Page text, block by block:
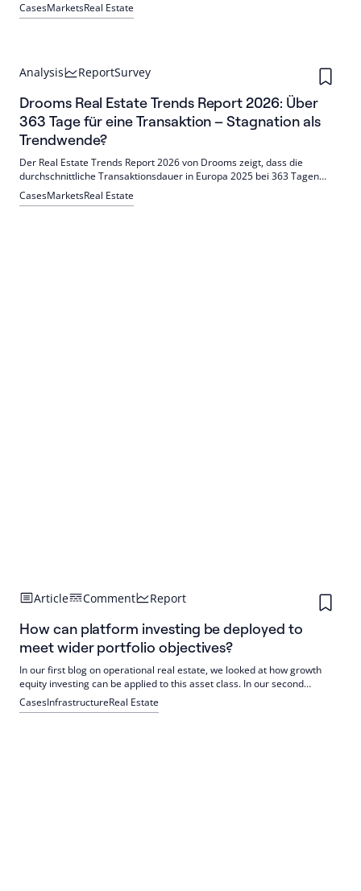
Nutzung offener Standards verbessern die Planungsqualität und
CasesMarketsReal Estate
Analysis ReportSurvey
Drooms Real Estate Trends Report 2026: Über
363 Tage für eine Transaktion – Stagnation als
Trendwende?
Der Real Estate Trends Report 2026 von Drooms zeigt, dass die
durchschnittliche Transaktionsdauer in Europa 2025 bei 363 Tagen
stabil blieb, während regionale Unterschiede festgestellt wurden. Trotz
dieser Stagnation betrachten Fachleute die stabilen und teilweise
CasesMarketsReal Estate
Article Comment Report
How can platform investing be deployed to
meet wider portfolio objectives?
In our first blog on operational real estate, we looked at how growth
equity investing can be applied to this asset class. In our second
instalment we’ll compare this style of investing to a value-
add/opportunistic real estate strategy.
CasesInfrastructureReal Estate